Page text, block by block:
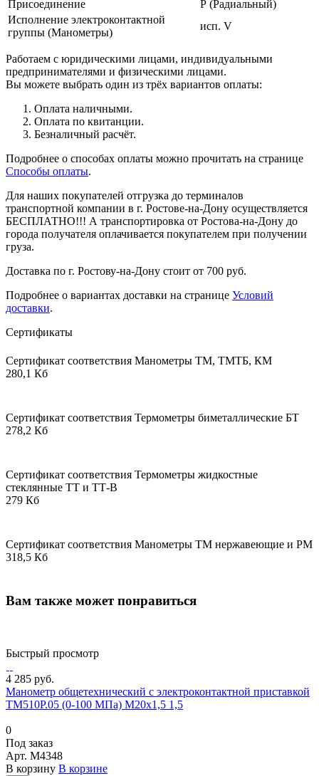
Присоединение
Р (Радиальный)
Исполнение электроконтактной
группы (Манометры)
исп. V
Работаем с юридическими лицами, индивидуальными
предпринимателями и физическими лицами.
Вы можете выбрать один из трёх вариантов оплаты:
Оплата наличными.
Оплата по квитанции.
Безналичный расчёт.
Подробнее о способах оплаты можно прочитать на странице
Способы оплаты.
Для наших покупателей отгрузка до терминалов
транспортной компании в г. Ростове-на-Дону осуществляется
БЕСПЛАТНО!!! А транспортировка от Ростова-на-Дону до
города получателя оплачивается покупателем при получении
груза.
Доставка по г. Ростову-на-Дону стоит от 700 руб.
Подробнее о вариантах доставки на странице Условий
доставки.
Сертификаты
Сертификат соответствия Манометры ТМ, ТМТБ, КМ
280,1 Кб
Сертификат соответствия Термометры биметаллические БТ
278,2 Кб
Сертификат соответствия Термометры жидкостные
стеклянные ТТ и ТТ-В
279 Кб
Сертификат соответствия Манометры ТМ нержавеющие и РМ
318,5 Кб
Вам также может понравиться
Быстрый просмотр
4 285 руб.
Манометр общетехнический с электроконтактной приставкой
ТМ510Р.05 (0-100 МПа) М20х1,5 1,5
0
Под заказ
Арт. M4348
В корзину В корзине